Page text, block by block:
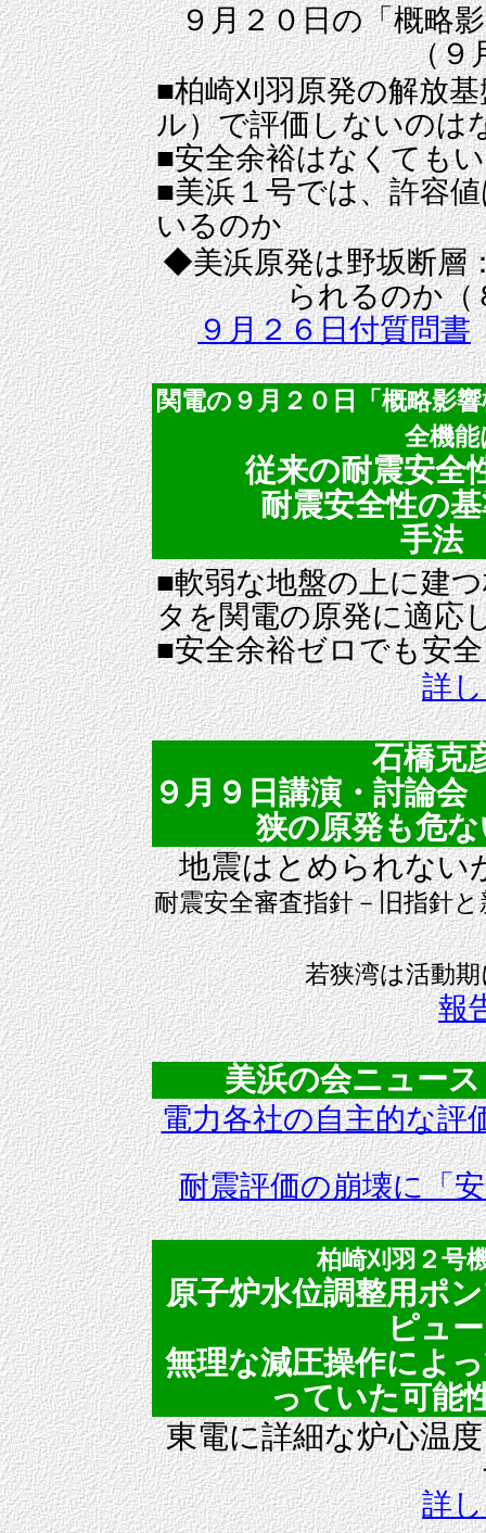
９月２０日の「概略
（９
■柏崎刈羽原発の解放
ル）で評価しないのは
■安全余裕はなくても
■美浜１号では、許容
いるのか
◆美浜原発は野坂断層
られるのか（
９月２６日付質問書
関電の９月２０日「概略影
全機
従来の耐震安全
耐震安全性の基準
手法
■軟弱な地盤の上に建
タを関電の原発に適応
■安全余裕ゼロでも安
詳
石橋克
９月９日講演・討論
狭の原発も危
地震はとめられない
耐震安全審査指針－旧指針
若狭湾は活動
報
美浜の会ニュー
電力各社の自主的な評
耐震評価の崩壊に「
柏崎刈羽２号
原子炉水位調整用ポ
ピュ
無理な減圧操作によ
っていた可能
東電に詳細な炉心温
詳